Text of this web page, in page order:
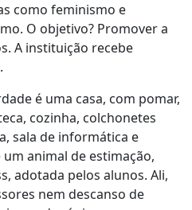
como feminismo e
O objetivo? Promover a
A instituição recebe
é uma casa, com pomar,
cozinha, colchonetes
sala de informática e
animal de estimação,
adotada pelos alunos. Ali,
nem descanso de